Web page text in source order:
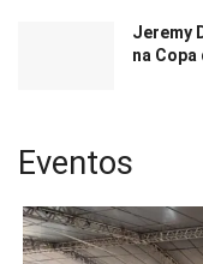
Jeremy
na Copa
Eventos